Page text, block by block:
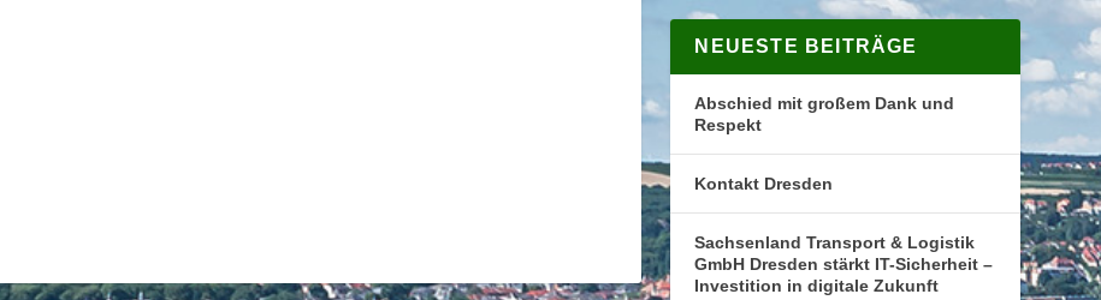
NEUESTE BEITRÄGE
Abschied mit großem Dank und
Respekt
Kontakt Dresden
Sachsenland Transport & Logistik
GmbH Dresden stärkt IT-Sicherheit –
Investition in digitale Zukunft